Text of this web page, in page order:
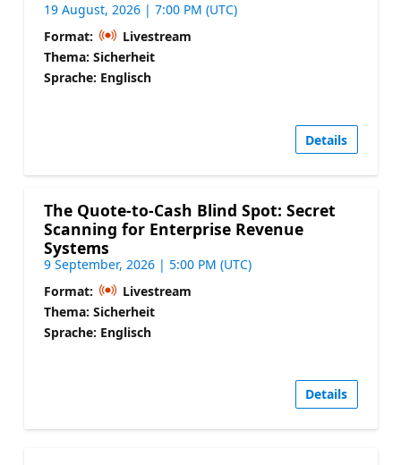
19 August, 2026 | 7:00 PM (UTC)
Format:
Livestream
Thema: Sicherheit
Sprache: Englisch
Details
The Quote-to-Cash Blind Spot: Secret
Scanning for Enterprise Revenue
Systems
9 September, 2026 | 5:00 PM (UTC)
Format:
Livestream
Thema: Sicherheit
Sprache: Englisch
Details